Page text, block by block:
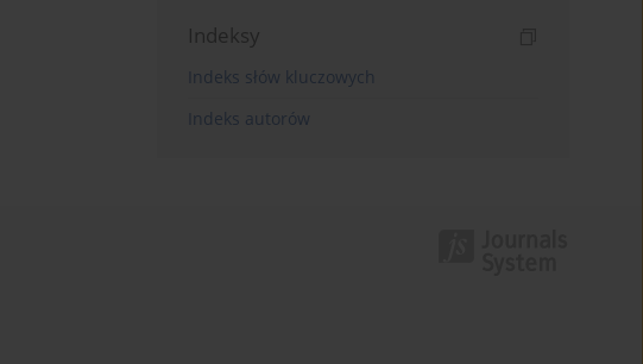
Indeksy
Indeks słów kluczowych
Indeks autorów